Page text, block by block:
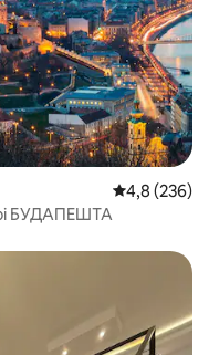
Середня
4,8 (236)
БУДАПЕШТА